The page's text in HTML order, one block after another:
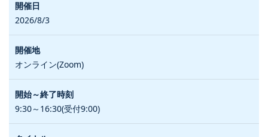
2026/8/3
オンライン(Zoom)
9:30～16:30(受付9:00)